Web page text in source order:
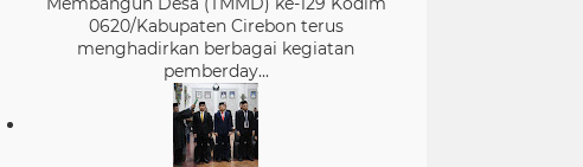
0620/Kabupaten Cirebon terus
menghadirkan berbagai kegiatan
pemberday...